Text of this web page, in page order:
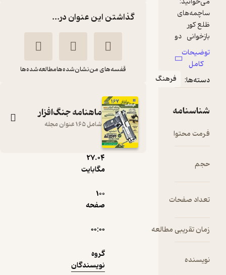
مطالعه ۰۰:۰۰
گذاشتن این عنوان در...
نشان‌شده‌هامطالعه‌شده‌ها
ماهنامه جنگ‌افزار
شامل 165 عنوان مجله
ماهنامه جنگ افزار
گروه نویسندگان
2,000